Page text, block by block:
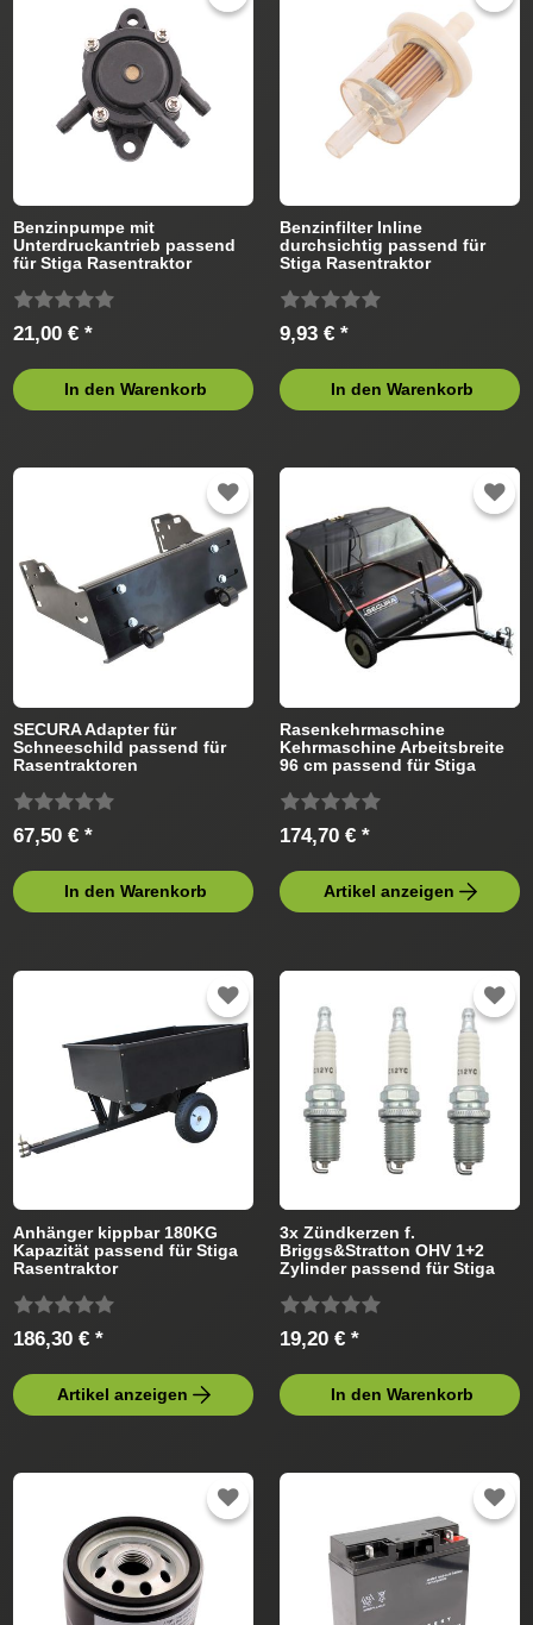
Benzinpumpe mit
Unterdruckantrieb passend
für Stiga Rasentraktor
21,00 € *
In den Warenkorb
Benzinfilter Inline
durchsichtig passend für
Stiga Rasentraktor
9,93 € *
In den Warenkorb
SECURA Adapter für
Schneeschild passend für
Rasentraktoren
67,50 € *
In den Warenkorb
Rasenkehrmaschine
Kehrmaschine Arbeitsbreite
96 cm passend für Stiga
174,70 € *
Artikel anzeigen
Anhänger kippbar 180KG
Kapazität passend für Stiga
Rasentraktor
186,30 € *
Artikel anzeigen
3x Zündkerzen f.
Briggs&Stratton OHV 1+2
Zylinder passend für Stiga
19,20 € *
In den Warenkorb